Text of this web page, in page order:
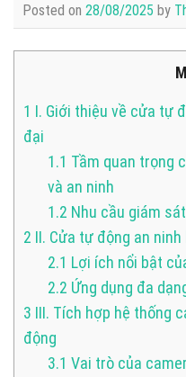
Posted on 28/08/2025 by
1 I. Giới thiệu về cửa tự
đại
1.1 Tầm quan trọng
và an ninh
1.2 Nhu cầu giám
2 II. Cửa tự động an
2.1 Lợi ích nổi bật
2.2 Ứng dụng đa
3 III. Tích hợp hệ thống
động
3.1 Vai trò của